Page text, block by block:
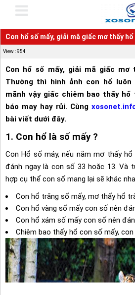
Con hổ số mấy, giải mã giấc mơ thấy
View : 954
Con hổ số mấy, giải mã giấc
Thường thì hình ảnh con hổ
mãnh vậy giấc chiêm bao thấy
báo may hay rủi. Cùng
bài viết dưới đây.
1. Con hổ là số mấy ?
Con Hổ số máy, nếu nằm mơ thấy
đánh ngay là con số 33 hoặc 13. Và
hợp cụ thể con số mang lại sẽ khác
Con hổ trắng số mấy, mơ thấy hổ
Con hổ vàng số mấy con số nên
Con hổ xám số mấy con số nên
Chiêm bao thấy hổ con số mấy, con